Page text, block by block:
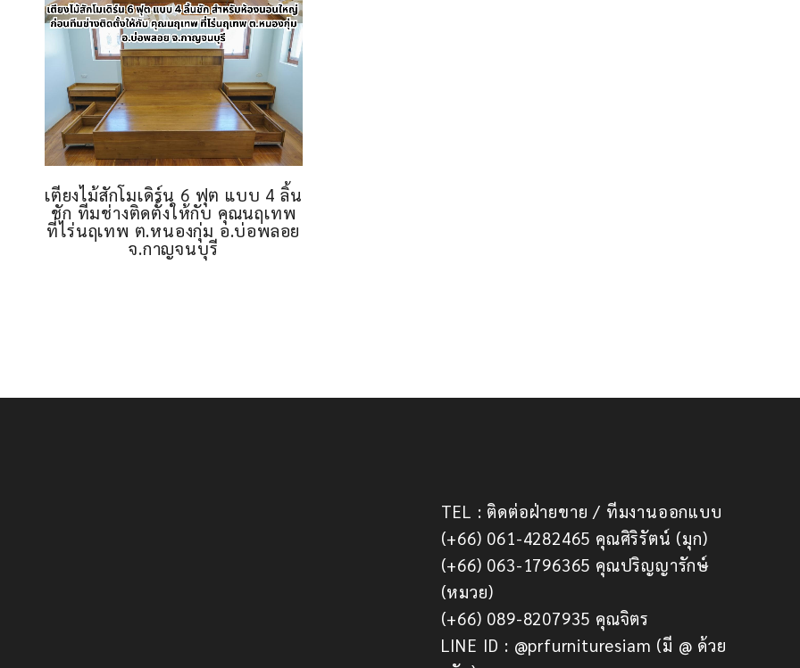
เตียงไม้สักโมเดิร์น 6 ฟุต แบบ 4 ลิ้น
ชัก ทีมช่างติดตั้งให้กับ คุณนฤเทพ
ที่ไร่นฤเทพ ต.หนองกุ่ม อ.บ่อพลอย
จ.กาญจนบุรี
TEL : ติดต่อฝ่ายขาย / ทีมงานออกแบบ
(+66) 061-4282465 คุณศิริรัตน์ (มุก)
(+66) 063-1796365 คุณปริญญารักษ์
(หมวย)
(+66) 089-8207935 คุณจิตร
LINE ID : @prfurnituresiam (มี @ ด้วย